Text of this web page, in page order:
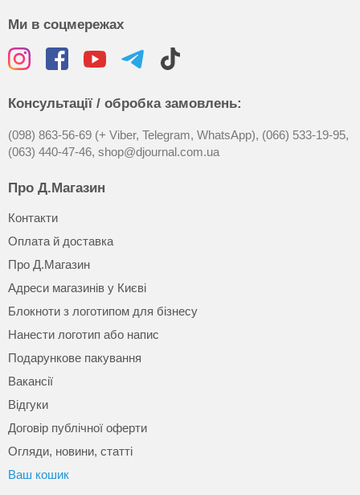
Ми в соцмережах
Консультації / обробка замовлень:
(098) 863-56-69 (+ Viber, Telegram, WhatsApp), (066) 533-19-95,
(063) 440-47-46, shop@djournal.com.ua
Про Д.Магазин
Контакти
Оплата й доставка
Про Д.Магазин
Адреси магазинів у Києві
Блокноти з логотипом для бізнесу
Нанести логотип або напис
Подарункове пакування
Вакансії
Відгуки
Договір публічної оферти
Огляди, новини, статті
Ваш кошик